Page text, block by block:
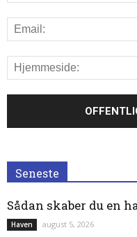
Seneste
Sådan skaber du en
Haven august 5, 2026